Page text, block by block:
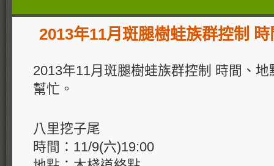
2013年11月斑腿樹蛙族群控制
2013年11月斑腿樹蛙族群控制 時間、
幫忙。
八里挖子尾
時間：11/9(六)19:00